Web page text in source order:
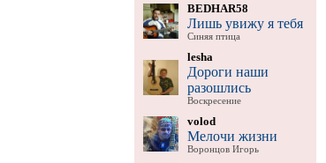
BEDHAR58
Лишь увижу я тебя
Синяя птица
lesha
Дороги наши
разошлись
Воскресение
volod
Мелочи жизни
Воронцов Игорь